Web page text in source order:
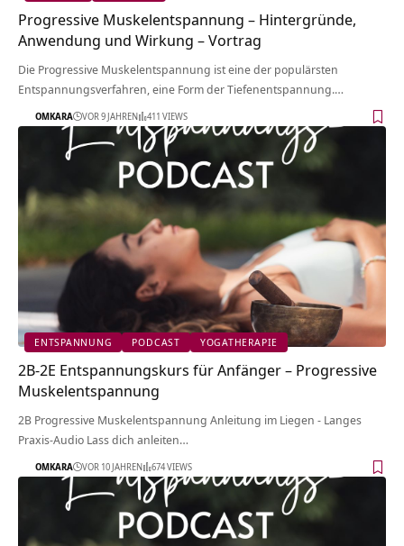
Progressive Muskelentspannung – Hintergründe,
Anwendung und Wirkung – Vortrag
Die Progressive Muskelentspannung ist eine der populärsten
Entspannungsverfahren, eine Form der Tiefenentspannung.…
OMKARA VOR 9 JAHREN 411 VIEWS
ENTSPANNUNG PODCAST YOGATHERAPIE
2B-2E Entspannungskurs für Anfänger – Progressive
Muskelentspannung
2B Progressive Muskelentspannung Anleitung im Liegen - Langes
Praxis-Audio Lass dich anleiten…
OMKARA VOR 10 JAHREN 674 VIEWS